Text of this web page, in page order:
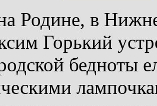
Родине, в
Горький
бедноты